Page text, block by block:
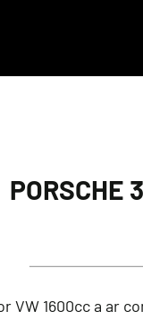
PORSCHE
1600cc a ar